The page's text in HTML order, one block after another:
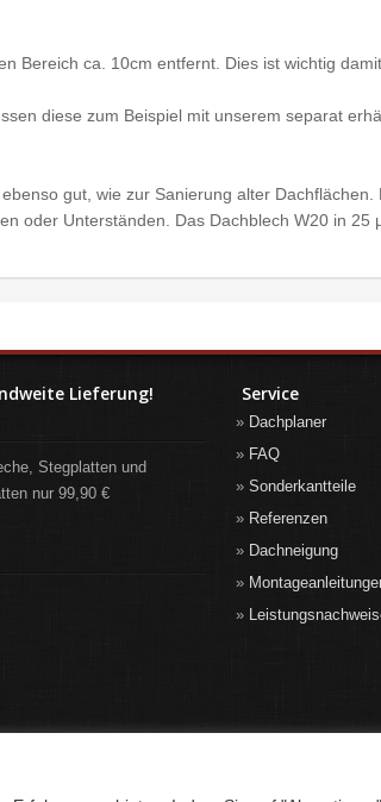
Bereich ca. 10cm entfernt. Dies ist wichtig
diese zum Beispiel mit unserem separat
gut, wie zur Sanierung alter
oder Unterständen. Das Dachblech W20 in
Lieferung!
Stegplatten und
nur 99,90 €
Service
Dachplaner
FAQ
Sonderkantteile
Referenzen
Dachneigung